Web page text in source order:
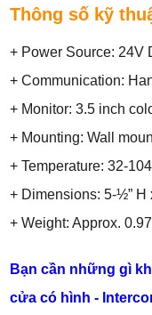
Thông số kỹ
+ Power Source: 24V
+ Communication:
+ Monitor: 3.5 inch
+ Mounting: Wall
+ Temperature: 32-
+ Dimensions: 5-½” H
+ Weight: Approx.
Bạn cần những gì
cửa có hình -